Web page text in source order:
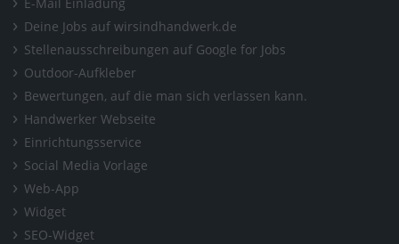
Deine Jobs auf wirsindhandwerk.de
Stellenausschreibungen auf Google for Jobs
Outdoor-Aufkleber
Bewertungen, auf die man sich verlassen kann.
Handwerker Webseite
Einrichtungsservice
Social Media Vorlage
Web-App
Widget
SEO-Widget